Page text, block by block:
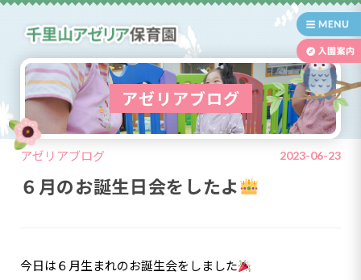
アゼリアブログ
アゼリアブログ 2023-06-23
６月のお誕生日会をしたよ
今日は６月生まれのお誕生会をしました